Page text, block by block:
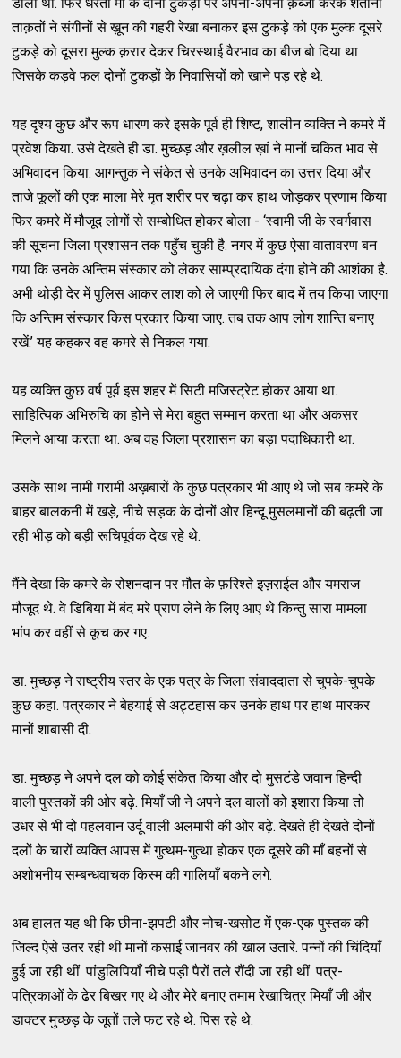
ताक़तों ने संगीनों से ख़ून की गहरी रेखा बनाकर इस टुकड़े को एक मुल्क दूसरे
टुकड़े को दूसरा मुल्क क़रार देकर चिरस्थाई वैरभाव का बीज बो दिया था
जिसके कड़वे फल दोनों टुकड़ों के निवासियों को खाने पड़ रहे थे.
यह दृश्य कुछ और रूप धारण करे इसके पूर्व ही शिष्ट, शालीन व्यक्ति ने कमरे में
प्रवेश किया. उसे देखते ही डा. मुच्छड़ और ख़लील ख़ां ने मानों चकित भाव से
अभिवादन किया. आगन्तुक ने संकेत से उनके अभिवादन का उत्तर दिया और
ताजे फूलों की एक माला मेरे मृत शरीर पर चढ़ा कर हाथ जोड़कर प्रणाम किया
फिर कमरे में मौजूद लोगों से सम्बोधित होकर बोला - ‘स्वामी जी के स्वर्गवास
की सूचना जिला प्रशासन तक पहुँच चुकी है. नगर में कुछ ऐसा वातावरण बन
गया कि उनके अन्तिम संस्कार को लेकर साम्प्रदायिक दंगा होने की आशंका है.
अभी थोड़ी देर में पुलिस आकर लाश को ले जाएगी फिर बाद में तय किया जाएगा
कि अन्तिम संस्कार किस प्रकार किया जाए. तब तक आप लोग शान्ति बनाए
रखें.’ यह कहकर वह कमरे से निकल गया.
यह व्यक्ति कुछ वर्ष पूर्व इस शहर में सिटी मजिस्ट्रेट होकर आया था.
साहित्यिक अभिरुचि का होने से मेरा बहुत सम्मान करता था और अकसर
मिलने आया करता था. अब वह जिला प्रशासन का बड़ा पदाधिकारी था.
उसके साथ नामी गरामी अख़बारों के कुछ पत्रकार भी आए थे जो सब कमरे के
बाहर बालकनी में खड़े, नीचे सड़क के दोनों ओर हिन्दू मुसलमानों की बढ़ती जा
रही भीड़ को बड़ी रूचिपूर्वक देख रहे थे.
मैंने देखा कि कमरे के रोशनदान पर मौत के फ़रिश्ते इज़राईल और यमराज
मौजूद थे. वे डिबिया में बंद मरे प्राण लेने के लिए आए थे किन्तु सारा मामला
भांप कर वहीं से कूच कर गए.
डा. मुच्छड़ ने राष्ट्रीय स्तर के एक पत्र के जिला संवाददाता से चुपके-चुपके
कुछ कहा. पत्रकार ने बेहयाई से अट्टहास कर उनके हाथ पर हाथ मारकर
मानों शाबासी दी.
डा. मुच्छड़ ने अपने दल को कोई संकेत किया और दो मुसटंडे जवान हिन्दी
वाली पुस्तकों की ओर बढ़े. मियाँ जी ने अपने दल वालों को इशारा किया तो
उधर से भी दो पहलवान उर्दू वाली अलमारी की ओर बढ़े. देखते ही देखते दोनों
दलों के चारों व्यक्ति आपस में गुत्थम-गुत्था होकर एक दूसरे की माँ बहनों से
अशोभनीय सम्बन्धवाचक किस्म की गालियाँ बकने लगे.
अब हालत यह थी कि छीना-झपटी और नोच-खसोट में एक-एक पुस्तक की
जिल्द ऐसे उतर रही थी मानों कसाई जानवर की खाल उतारे. पन्नों की चिंदियाँ
हुई जा रही थीं. पांडुलिपियाँ नीचे पड़ी पैरों तले रौंदी जा रही थीं. पत्र-
पत्रिकाओं के ढेर बिखर गए थे और मेरे बनाए तमाम रेखाचित्र मियाँ जी और
डाक्टर मुच्छड़ के जूतों तले फट रहे थे. पिस रहे थे.